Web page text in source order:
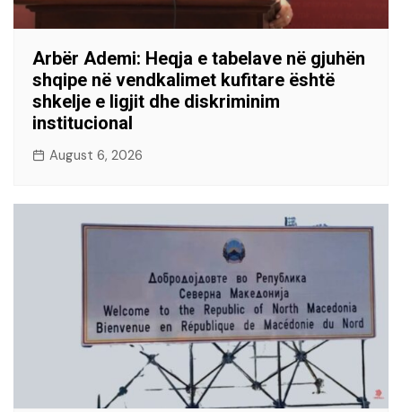
Arbër Ademi: Heqja e tabelave në gjuhën
shqipe në vendkalimet kufitare është
shkelje e ligjit dhe diskriminim
institucional
August 6, 2026